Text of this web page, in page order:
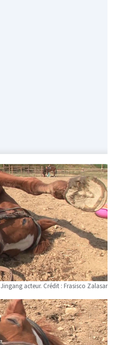
Jingang acteur. Crédit : Frasisco Zalasar